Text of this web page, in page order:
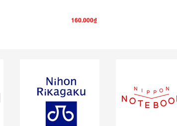
160.000₫